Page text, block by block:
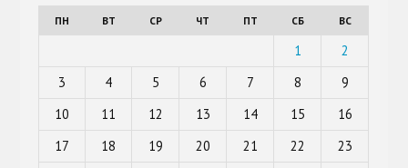
ПН ВТ СР ЧТ ПТ СБ ВС
1
2
3
4 5 6 7 8
9
10
11 12 13 14 15
16
17
18 19 20 21 22
23